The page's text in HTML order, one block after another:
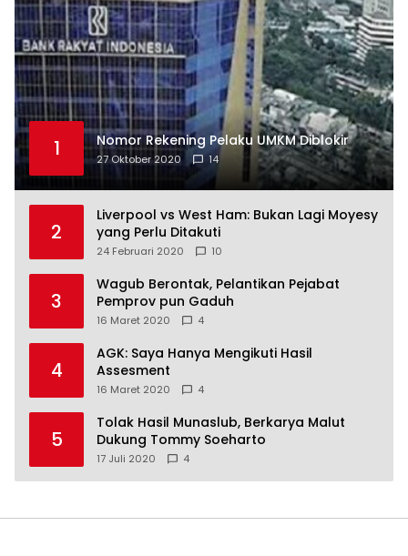
1 Nomor Rekening Pelaku UMKM Diblokir
27 Oktober 2020 14
2
Liverpool vs West Ham: Bukan Lagi Moyesy
yang Perlu Ditakuti
24 Februari 2020 10
3
Wagub Berontak, Pelantikan Pejabat
Pemprov pun Gaduh
16 Maret 2020 4
4
AGK: Saya Hanya Mengikuti Hasil
Assesment
16 Maret 2020 4
5
Tolak Hasil Munaslub, Berkarya Malut
Dukung Tommy Soeharto
17 Juli 2020 4